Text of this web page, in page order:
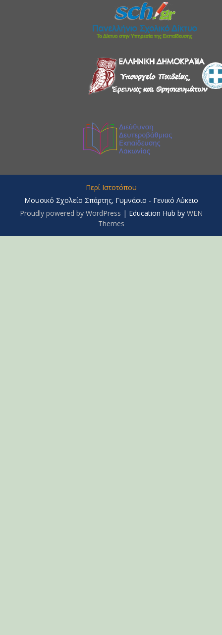
Περί Ιστοτόπου
Μουσικό Σχολείο Σπάρτης, Γυμνάσιο - Γενικό Λύκειο
Proudly powered by WordPress | Education Hub by WEN
Themes